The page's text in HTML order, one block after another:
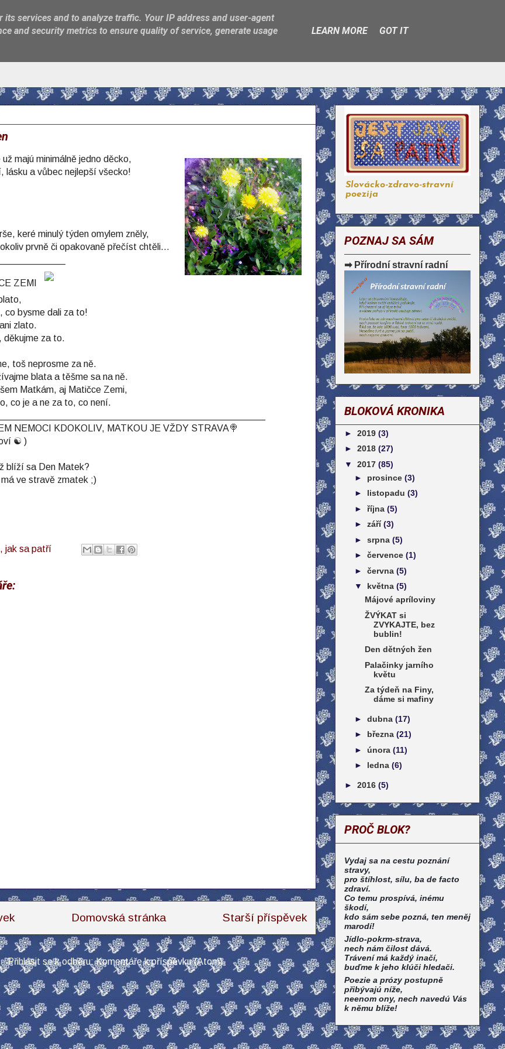
majú minimálně jedno děcko,
lásku a vůbec nejlepší všecko!
keré minulý týden omylem zněly,
prvně či opakovaně přečíst chtěli...
ZEMI
co bysme dali za to!
zlato.
za to.
toš neprosme za ně.
blata a těšme sa na ně.
Matkám, aj Matičce Zemi,
co je a ne za to, co není.
NEMOCI KDOKOLIV, MATKOU JE VŽDY STRAVA🍭
☯ )
blíží sa Den Matek?
ve stravě zmatek ;)
jak sa patří
Starší příspěvek
Domovská stránka
Přihlásit se k odběru:Komentáře k příspěvku (Atom)
Slovácko-zdravo-stravní
poezija
POZNAJ SA SÁM
➡ Přírodní stravní radní
BLOKOVÁ KRONIKA
► 2019 (3)
► 2018 (27)
▼ 2017 (85)
► prosince (3)
► listopadu (3)
► října (5)
► září(3)
► srpna (5)
► července (1)
► června (5)
▼ května (5)
Májové apríloviny
ŽVÝKAT si
ZVYKAJTE, bez
bublin!
Den dětných žen
Palačinky jarního
květu
Za týdeň na Finy,
dáme si mafiny
► dubna (17)
► března (21)
► února (11)
► ledna (6)
► 2016 (5)
PROČ BLOK?
Vydaj sa na cestu poznání
stravy,
pro štíhlost, sílu, ba de facto
zdraví.
Co temu prospívá, inému
škodí,
kdo sám sebe pozná, ten meněj
marodí!
Jídlo-pokrm-strava,
nech nám čilost dává.
Trávení má každý inačí,
buďme k jeho klúči hledači.
Poezie a prózy postupně
přibývajú níže,
neenom ony, nech navedú Vás
k němu blíže!
services and to analyze traffic. Your IP address and user-agent
and security metrics to ensure quality of service, generate usage
LEARN MORE GOT IT